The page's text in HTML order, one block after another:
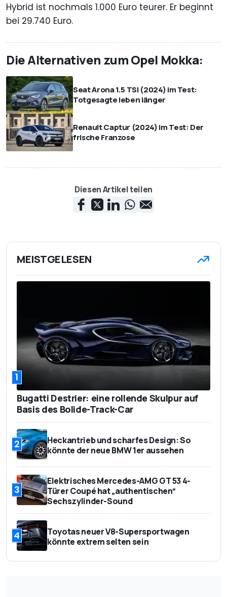
Hybrid ist nochmals 1.000 Euro teurer. Er beginnt
bei 29.740 Euro.
Die Alternativen zum Opel Mokka:
Seat Arona 1.5 TSI (2024) im Test:
Totgesagte leben länger
Renault Captur (2024) im Test: Der
frische Franzose
Diesen Artikel teilen
MEISTGELESEN
1
Bugatti Destrier: eine rollende Skulpur auf
Basis des Bolide-Track-Car
2
Heckantrieb und scharfes Design: So
könnte der neue BMW 1er aussehen
3
Elektrisches Mercedes-AMG GT 53 4-
Türer Coupé hat „authentischen“
Sechszylinder-Sound
4
Toyotas neuer V8-Supersportwagen
könnte extrem selten sein